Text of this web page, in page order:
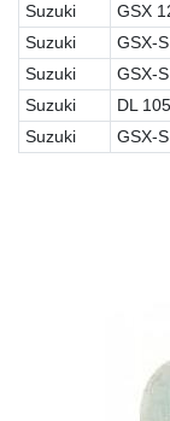
Suzuki
GSX
Suzuki
GSX-
Suzuki
GSX-
Suzuki
DL
Suzuki
GSX-